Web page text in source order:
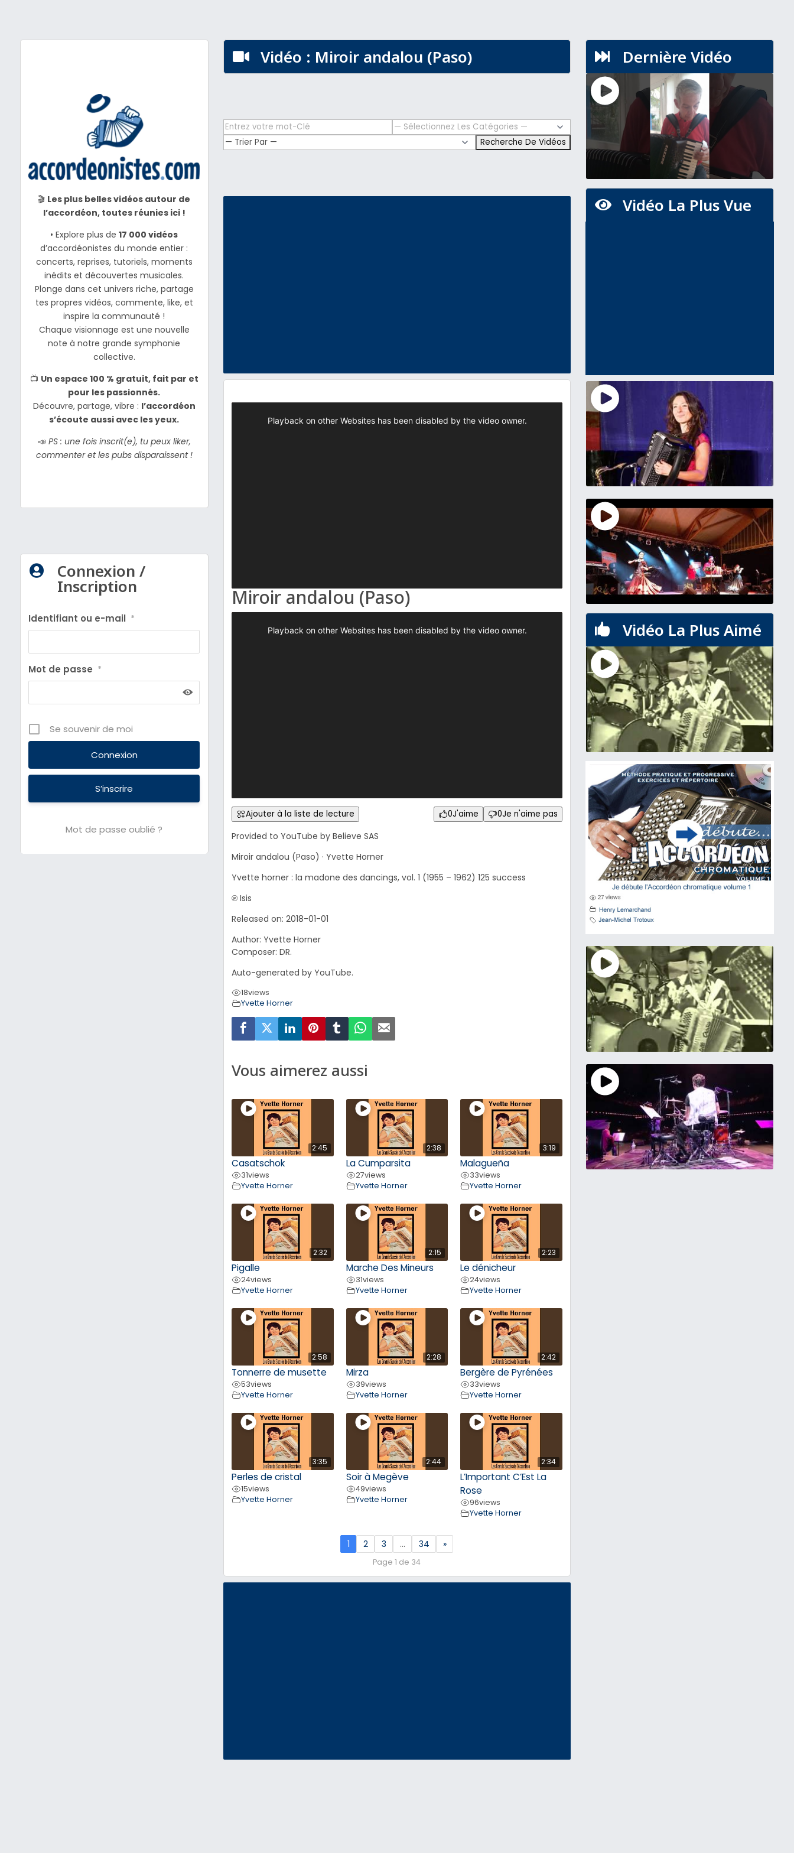
🎬 Les plus belles vidéos autour de
l’accordéon, toutes réunies ici !
• Explore plus de17 000 vidéos
d’accordéonistes du monde entier :
concerts, reprises, tutoriels, moments
inédits et découvertes musicales.
Plonge dans cet univers riche, partage
tes propres vidéos, commente, like, et
inspire la communauté !
Chaque visionnage est une nouvelle
note à notre grande symphonie
collective.
📺 Un espace 100 % gratuit, fait par et
pour les passionnés.
Découvre, partage, vibre : l’accordéon
s’écoute aussi avec les yeux.
📣 PS : une fois inscrit(e), tu peux liker,
commenter et les pubs disparaissent !
 Connexion /
Inscription
Identifiant ou e-mail *
Mot de passe *
Se souvenir de moi
S’inscrire
Mot de passe oublié ?
 Vidéo : Miroir andalou (Paso)
Miroir andalou (Paso)
Ajouter à la liste de lecture 0J'aime 0Je n'aime pas
Provided to YouTube by Believe SAS
Miroir andalou (Paso) · Yvette Horner
Yvette horner : la madone des dancings, vol. 1 (1955 – 1962) 125 success
℗ Isis
Released on: 2018-01-01
Author: Yvette Horner
Composer: DR.
Auto-generated by YouTube.
18views
Yvette Horner
Vous aimerez aussi
2:45
Casatschok
31views
Yvette Horner
2:38
La Cumparsita
27views
Yvette Horner
3:19
Malagueña
33views
Yvette Horner
2:32
Pigalle
24views
Yvette Horner
2:15
Marche Des Mineurs
31views
Yvette Horner
2:23
Le dénicheur
24views
Yvette Horner
2:58
Tonnerre de musette
53views
Yvette Horner
2:28
Mirza
39views
Yvette Horner
2:42
Bergère de Pyrénées
33views
Yvette Horner
3:35
Perles de cristal
15views
Yvette Horner
2:44
Soir à Megève
49views
Yvette Horner
2:34
L’Important C’Est La
Rose
96views
Yvette Horner
1 2 3 … 34 »
Page 1 de 34
 Dernière Vidéo
 Vidéo La Plus Vue
 Vidéo La Plus Aimé